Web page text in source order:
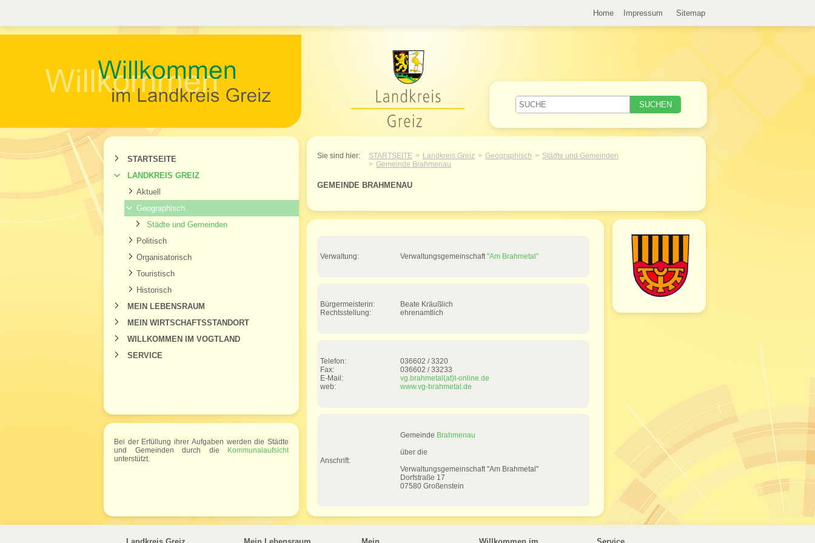
Home Impressum Sitemap
STARTSEITE
LANDKREIS GREIZ
Aktuell
Geographisch
Städte und Gemeinden
Politisch
Organisatorisch
Touristisch
Historisch
MEIN LEBENSRAUM
MEIN WIRTSCHAFTSSTANDORT
WILLKOMMEN IM VOGTLAND
SERVICE
Bei der Erfüllung ihrer Aufgaben werden die Städte
und Gemeinden durch die
Kommunalaufsicht
unterstützt.
Sie sind hier: STARTSEITE Landkreis Greiz Geographisch
Städte und Gemeinden
Gemeinde Brahmenau
GEMEINDE BRAHMENAU
Verwaltung: Verwaltungsgemeinschaft"Am Brahmetal"
Bürgermeisterin:
Rechtsstellung:
Beate Kräußlich
ehrenamtlich
Telefon:
Fax:
E-Mail:
web:
036602 / 3320
036602 / 33233
vg.brahmetal(at)t-online.de
www.vg-brahmetal.de
Anschrift:
Gemeinde Brahmenau
über die
Verwaltungsgemeinschaft "Am Brahmetal"
Dorfstraße 17
07580 Großenstein